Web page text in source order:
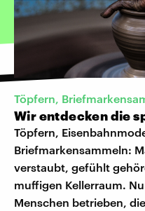
Töpfern,
Wir entdecken die
Töpfern,
Briefmarkensammeln:
verstaubt, gefühlt
muffigen Kellerraum.
Menschen betrieben,